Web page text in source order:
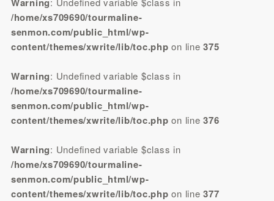
/home/xs709690/tourmaline-
senmon.com/public_html/wp-
content/themes/xwrite/lib/toc.php on line375
Warning: Undefined variable $class in
/home/xs709690/tourmaline-
senmon.com/public_html/wp-
content/themes/xwrite/lib/toc.php on line376
Warning: Undefined variable $class in
/home/xs709690/tourmaline-
senmon.com/public_html/wp-
content/themes/xwrite/lib/toc.php on line377